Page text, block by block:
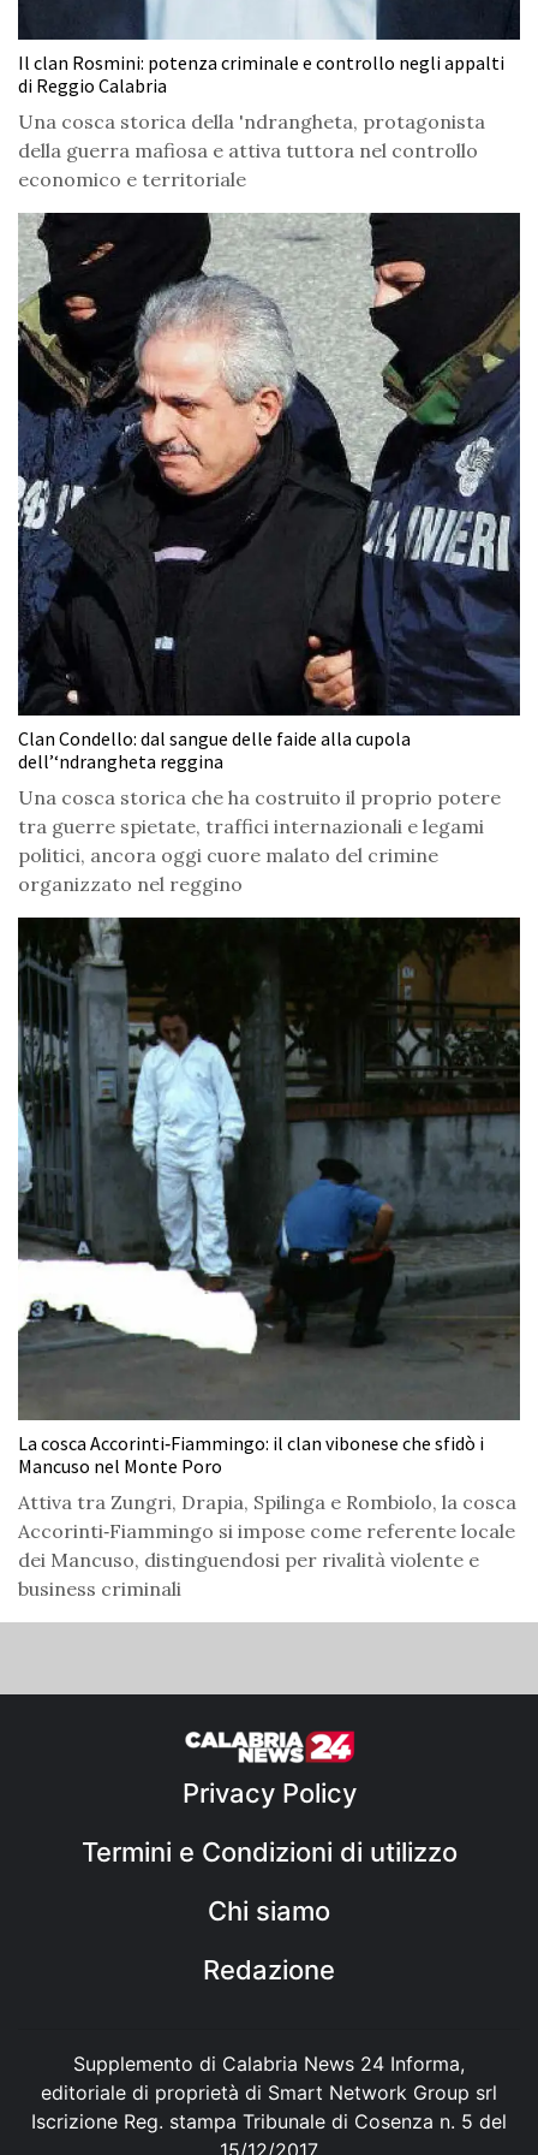
Il clan Rosmini: potenza criminale e controllo negli appalti
di Reggio Calabria
Una cosca storica della 'ndrangheta, protagonista
della guerra mafiosa e attiva tuttora nel controllo
economico e territoriale
Clan Condello: dal sangue delle faide alla cupola
dell’‘ndrangheta reggina
Una cosca storica che ha costruito il proprio potere
tra guerre spietate, traffici internazionali e legami
politici, ancora oggi cuore malato del crimine
organizzato nel reggino
La cosca Accorinti‑Fiammingo: il clan vibonese che sfidò i
Mancuso nel Monte Poro
Attiva tra Zungri, Drapia, Spilinga e Rombiolo, la cosca
Accorinti‑Fiammingo si impose come referente locale
dei Mancuso, distinguendosi per rivalità violente e
business criminali
Privacy Policy
Termini e Condizioni di utilizzo
Chi siamo
Redazione
Supplemento di Calabria News 24 Informa,
editoriale di proprietà di Smart Network Group srl
Iscrizione Reg. stampa Tribunale di Cosenza n. 5 del
15/12/2017